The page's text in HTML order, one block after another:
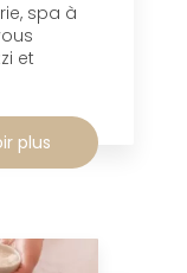
spa à
et
plus